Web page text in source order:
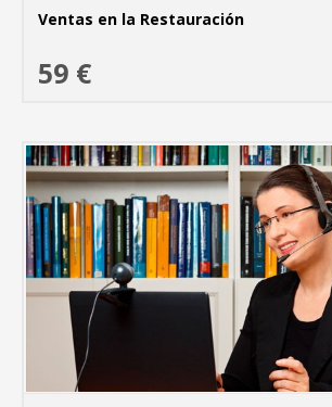
Ventas en la Restauración
59 €